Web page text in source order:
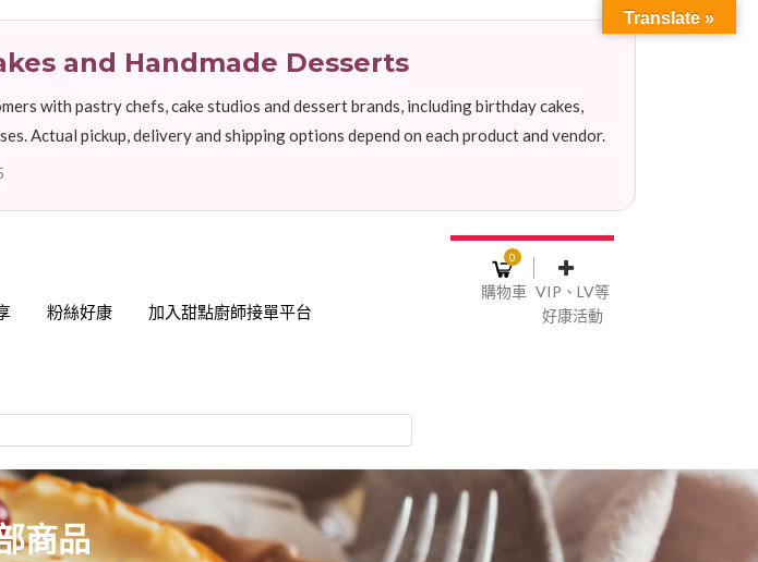
and Handmade Desserts
with pastry chefs, cake studios and dessert brands, including birthday cakes,
Actual pickup, delivery and shipping options depend on each product and vendor.
粉絲好康 加入甜點廚師接單平台
0
購物車 VIP、LV等
好康活動
小計:NT$0
密碼
商品
Translate »